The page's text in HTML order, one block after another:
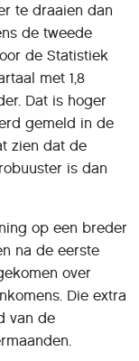
te draaien dan
de tweede
de Statistiek
met 1,8
Dat is hoger
gemeld in de
zien dat de
is dan
op een breder
na de eerste
over
Die extra
van de